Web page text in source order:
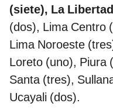
(siete), La
(dos), Lima Centro
Lima Noroeste
Loreto (uno), Piura
Santa (tres),
Ucayali (dos).